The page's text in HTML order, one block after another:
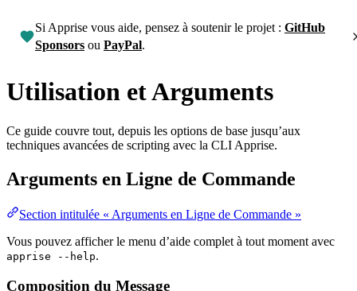
Si Apprise vous aide, pensez à soutenir le projet : GitHub
Sponsors ou PayPal.
Utilisation et Arguments
Ce guide couvre tout, depuis les options de base jusqu’aux
techniques avancées de scripting avec la CLI Apprise.
Arguments en Ligne de Commande
Section intitulée « Arguments en Ligne de Commande »
Vous pouvez afficher le menu d’aide complet à tout moment avec
apprise --help.
Composition du Message